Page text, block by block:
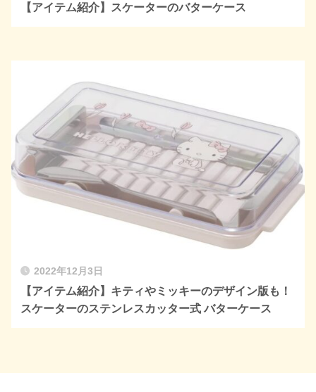
【アイテム紹介】スケーターのバターケース
2022年12月3日
【アイテム紹介】キティやミッキーのデザイン版も！
スケーターのステンレスカッター式 バターケース